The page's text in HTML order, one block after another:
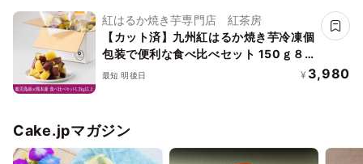
レゼント やきいも 人気 砂糖不使用 クリ
スマス バレンタイン 50代 60代 70代
80代 甘党 スイーツ 手作り 洋菓子 贈り
物 母の日
紅はるか焼き芋専門店 紅茶房
【カット済】九州紅はるか焼き芋冷凍個
包装で便利な食べ比べセット 150ｇ８
パック入り 合計1.2kg以上（鹿児島産、
凍 鹿児島産 熊本産 ギフト 誕生日 プレ
ゼント やきいも 人気 砂糖不使用 クリス
マス バレンタイン 50代 60代 70代 80
最短 明後日 ¥ 3,980
Cake.jpマガジン